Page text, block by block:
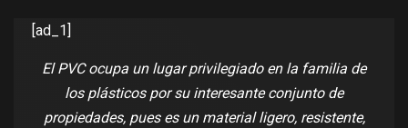
[ad_1]
El PVC ocupa un lugar privilegiado en la familia de
los plásticos por su interesante conjunto de
propiedades, pues es un material ligero, resistente,